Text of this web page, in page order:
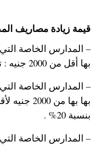
قيمة زيادة مصاريف
– المدارس الخاصة
بها أقل من 2000 جنيه : تزيد مصروفاتها بنسبة 25 % .
– المدارس الخاصة
بنسبة 20% .
– المدارس الخاصة